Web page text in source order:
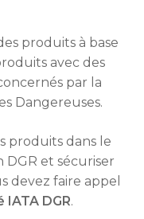
produits à base
avec des
par la
Dangereuses.
produits dans le
et sécuriser
devez faire appel
DGR.